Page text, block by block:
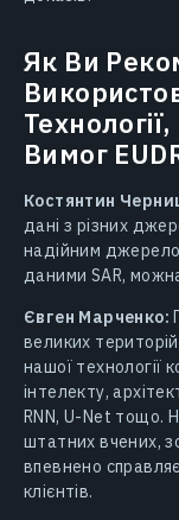
Як Ви
Вимог
Костянтин
дані з різних
надійним
даними SAR,
Євген Марченко:
великих
нашої технології
інтелекту,
RNN, U-Net тощо.
штатних вчених,
впевнено
клієнтів.